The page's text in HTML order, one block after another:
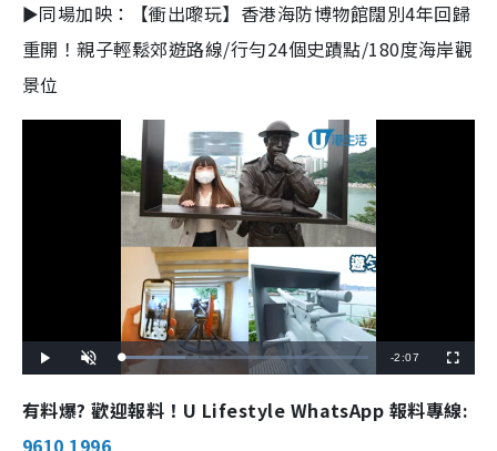
►同場加映：【衝出嚟玩】香港海防博物館闊別4年回歸
重開！親子輕鬆郊遊路線/行勻24個史蹟點/180度海岸觀
景位
l
n
t
e
L
o
e
d
R
-2:07
u
s
c
有料爆? 歡迎報料！U Lifestyle WhatsApp 報料專線:
9610 1996